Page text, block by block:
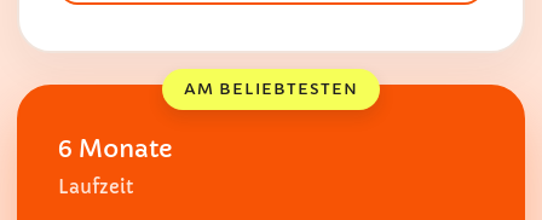
AM BELIEBTESTEN
6 Monate
Laufzeit